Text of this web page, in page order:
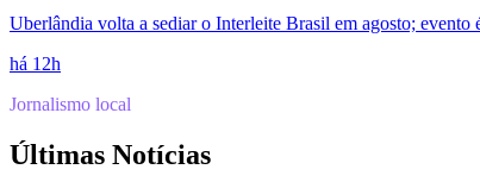
Uberlândia volta a sediar o Interleite Brasil em agosto; evento
há 12h
Jornalismo local
Últimas Notícias